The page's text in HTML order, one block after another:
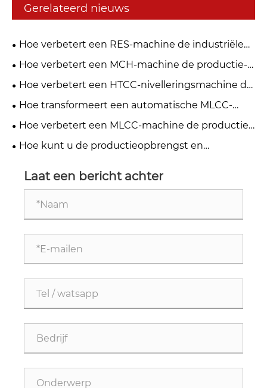
Gerelateerd nieuws
Hoe verbetert een RES-machine de industriële
efficiëntie?
Hoe verbetert een MCH-machine de productie-
efficiëntie?
Hoe verbetert een HTCC-nivelleringsmachine de
productie-efficiëntie?
Hoe transformeert een automatische MLCC-
stapelmachine precisieproductie?
Hoe verbetert een MLCC-machine de productie-
efficiëntie en kwaliteit?
Hoe kunt u de productieopbrengst en
YSR automatische LTCC
poederverwijderingsmachine？
Laat een bericht achter